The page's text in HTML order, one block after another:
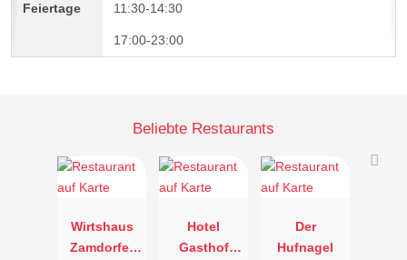
11:30-14:30
17:00-23:00
Beliebte Restaurants
Wirtshaus
Zamdorfer
Hotel
Gasthof
Der
Hufnagel